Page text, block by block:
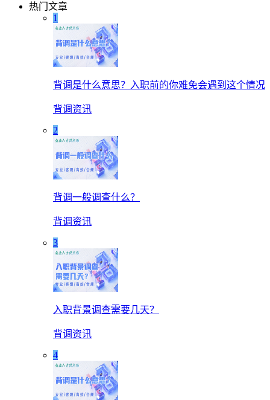
热门文章
1
背调是什么意思？入职前的你难免会遇到这个情况
背调资讯
2
背调一般调查什么？
背调资讯
3
入职背景调查需要几天？
背调资讯
4